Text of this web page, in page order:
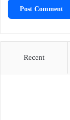
Recent